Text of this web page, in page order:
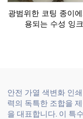
광범위한 코팅 종이
용되는 수성 잉크
안전 가열 색변화 인
력의 독특한 조합을
을 대표합니다. 이 특